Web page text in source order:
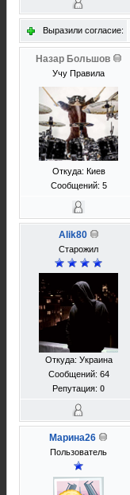
Выразили согласие:
Назар Большов
Учу Правила
Откуда: Киев
Сообщений: 5
Alik80
Старожил
Откуда: Украина
Сообщений: 64
Репутация: 0
Марина26
Пользователь